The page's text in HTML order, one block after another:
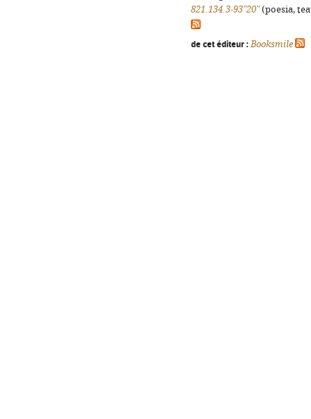
821.134.3-93"20"(poesia,
de cet éditeur : Booksmile